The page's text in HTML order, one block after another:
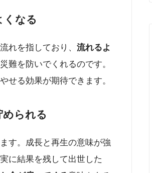
くなる
れを指しており、 流れるよ
難を防いでくれるのです。
せる効果が期待できます。
められる
す。成長と再生の意味が強
に結果を残して出世した